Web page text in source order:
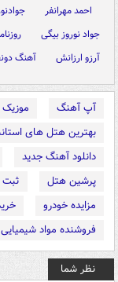
احمد مهرانفر
جواد نوروز بیگی
آرزو ارزانش
آهنگ
آپ آهنگ
بهترین هتل های
دانلود آهنگ جدید
پرشین هتل
ثبت
مزایده خودرو
فروشنده مواد شیمیایی
نظر شما